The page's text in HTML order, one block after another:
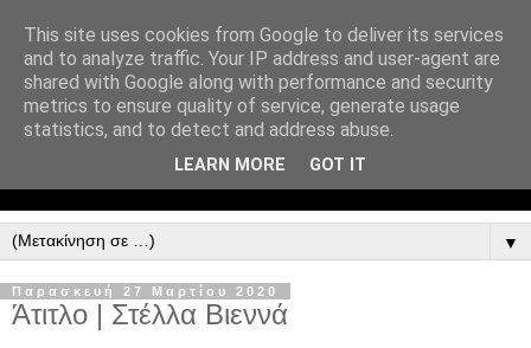
▼
Παρασκευή 27 Μαρτίου 2020
Άτιτλο | Στέλλα Βιεννά
This site uses cookies from Google to deliver its services
and to analyze traffic. Your IP address and user-agent are
shared with Google along with performance and security
metrics to ensure quality of service, generate usage
statistics, and to detect and address abuse.
LEARN MORE GOT IT